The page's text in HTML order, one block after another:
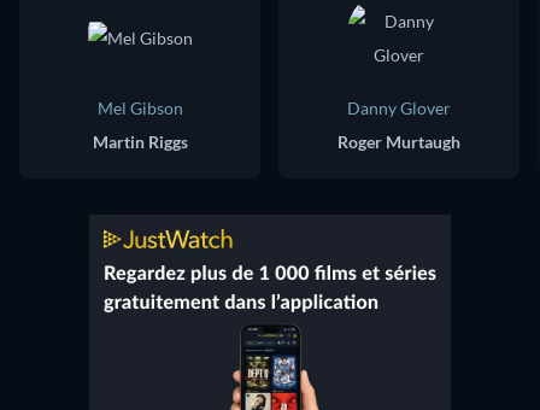
Mel Gibson
Martin Riggs
Danny Glover
Roger Murtaugh